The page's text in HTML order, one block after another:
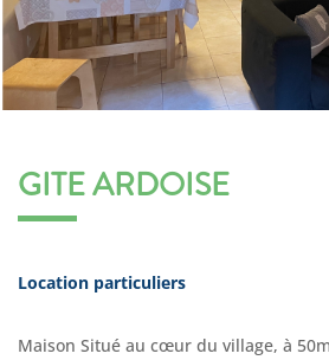
GITE ARDOISE
Location particuliers
Maison Situé au cœur du village, à